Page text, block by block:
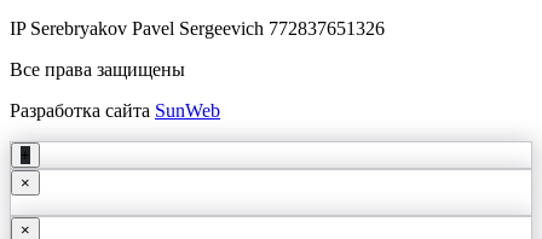
IP Serebryakov Pavel Sergeevich 772837651326
Все права защищены
Разработка сайта SunWeb
+
×
×